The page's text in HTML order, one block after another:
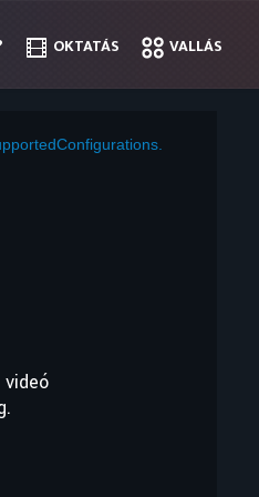
OKTATÁS VALLÁS
OKTATÁS VALLÁS